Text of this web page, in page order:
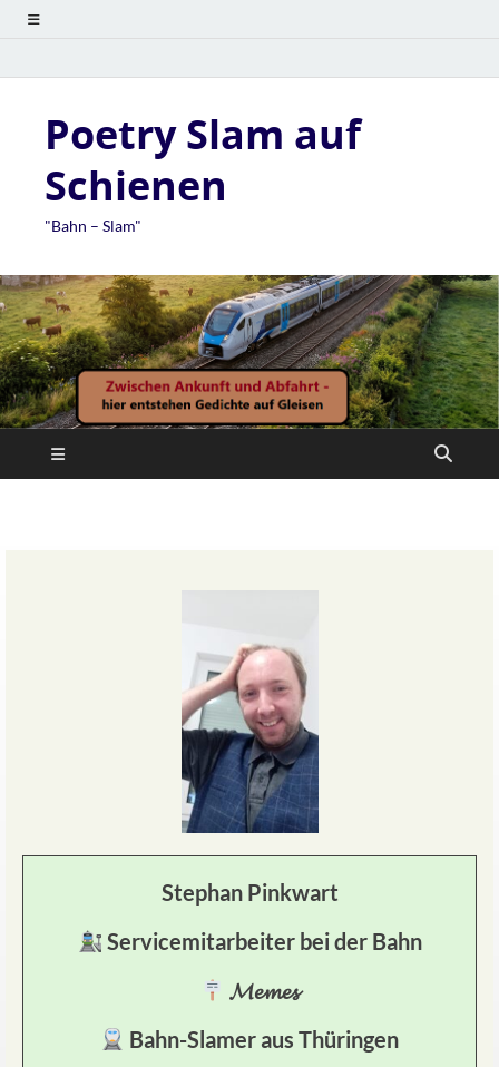
Poetry Slam auf
Schienen
"Bahn – Slam"
Stephan Pinkwart
Servicemitarbeiter bei der Bahn
𝓜𝓮𝓶𝓮𝓼
Bahn-Slamer aus Thüringen